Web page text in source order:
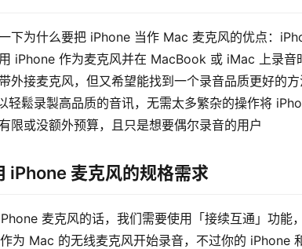
下为什么要把 iPhone 当作 Mac 麦克风的优点：
iPhone 作为麦克风并在 MacBook 或 iMac 上录
外接麦克风，但又希望能找到一个录音品质更好的
轻鬆录製高品质的音讯，无需太多繁杂的操作将
限或没额外预算，且只是想要偶尔录音的用户
iPhone 麦克风的规格需求
麦克风的话，我们需要使用「接续互通」功能
为 Mac 的无线麦克风开始录音，不过你的 iPhone